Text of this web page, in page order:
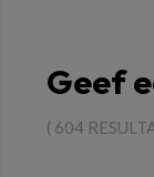
Geef
( 604